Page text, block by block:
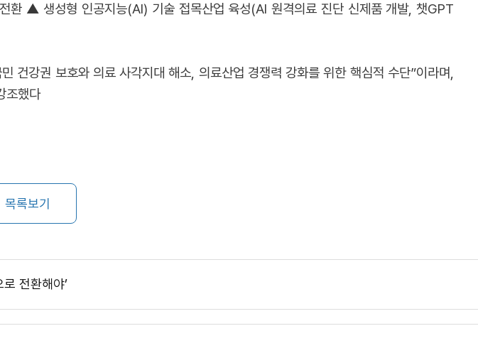
환 ▲ 생성형 인공지능(AI) 기술 접목산업 육성(AI 원격의료 진단 신제품 개발, 챗GPT
건강권 보호와 의료 사각지대 해소, 의료산업 경쟁력 강화를 위한 핵심적 수단”이라며,
조했다
목록보기
전환해야’